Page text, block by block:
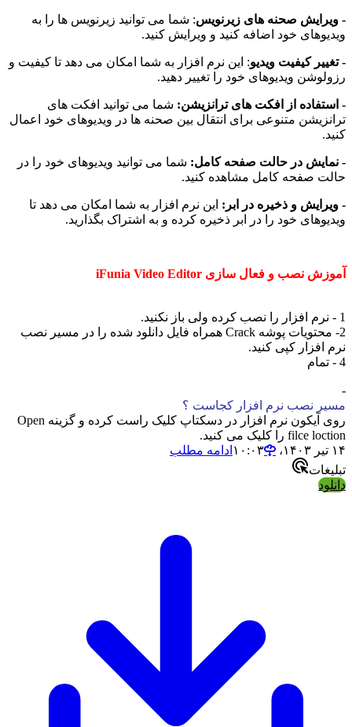
- ویرایش صحنه های زیرنویس: شما می توانید زیرنویس ها را به
ویدیوهای خود اضافه کنید و ویرایش کنید.
- تغییر کیفیت ویدیو: این نرم افزار به شما امکان می دهد تا کیفیت و
رزولوشن ویدیوهای خود را تغییر دهید.
- استفاده از افکت های ترانزیشن: شما می توانید افکت های
ترانزیشن متنوعی برای انتقال بین صحنه ها در ویدیوهای خود اعمال
کنید.
- نمایش در حالت صفحه کامل: شما می توانید ویدیوهای خود را در
حالت صفحه کامل مشاهده کنید.
- ویرایش و ذخیره در ابر: این نرم افزار به شما امکان می دهد تا
ویدیوهای خود را در ابر ذخیره کرده و به اشتراک بگذارید.
آموزش نصب و فعال سازی iFunia Video Editor
1 - نرم افزار را نصب کرده ولی باز نکنید.
2- محتویات پوشه Crack همراه فایل دانلود شده را در مسیر نصب
نرم افزار کپی کنید.
4 - تمام
-
مسیر نصب نرم افزار کجاست ؟
روی آیکون نرم افزار در دسکتاپ کلیک راست کرده و گزینه Open
filce loction را کلیک می کنید.
۱۴ تیر ۱۴۰۳،‏ ۱۰:۰۳
ادامه مطلب
تبلیغات
دانلود